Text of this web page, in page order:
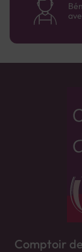
Comptoir